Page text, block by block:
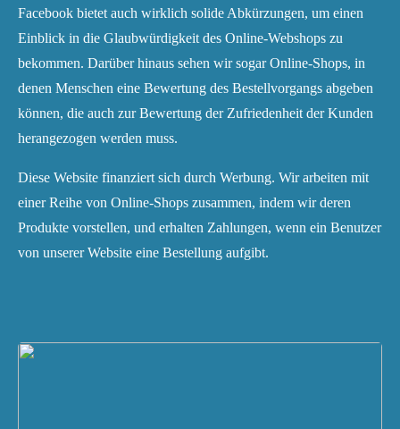
Facebook bietet auch wirklich solide Abkürzungen, um einen
Einblick in die Glaubwürdigkeit des Online-Webshops zu
bekommen. Darüber hinaus sehen wir sogar Online-Shops, in
denen Menschen eine Bewertung des Bestellvorgangs abgeben
können, die auch zur Bewertung der Zufriedenheit der Kunden
herangezogen werden muss.
Diese Website finanziert sich durch Werbung. Wir arbeiten mit
einer Reihe von Online-Shops zusammen, indem wir deren
Produkte vorstellen, und erhalten Zahlungen, wenn ein Benutzer
von unserer Website eine Bestellung aufgibt.